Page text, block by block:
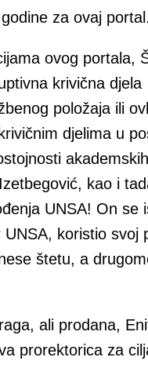
za ovaj portal.
ovog portala,
krivična djela
položaja ili
djelima u
kao i
UNSA! On se
koristio svoj
štetu, a
ali prodana,
prorektorica za